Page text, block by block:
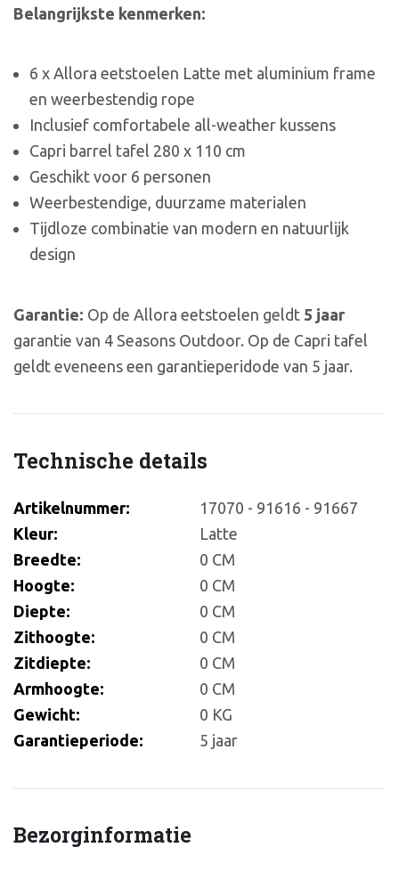
Belangrijkste kenmerken:
6 x Allora eetstoelen Latte met aluminium frame
en weerbestendig rope
Inclusief comfortabele all-weather kussens
Capri barrel tafel 280 x 110 cm
Geschikt voor 6 personen
Weerbestendige, duurzame materialen
Tijdloze combinatie van modern en natuurlijk
design
Garantie: Op de Allora eetstoelen geldt 5 jaar
garantie van 4 Seasons Outdoor. Op de Capri tafel
geldt eveneens een garantieperidode van 5 jaar.
Technische details
Artikelnummer:
17070 - 91616 - 91667
Kleur:
Latte
Breedte:
0 CM
Hoogte:
0 CM
Diepte:
0 CM
Zithoogte:
0 CM
Zitdiepte:
0 CM
Armhoogte:
0 CM
Gewicht:
0 KG
Garantieperiode:
5 jaar
Bezorginformatie